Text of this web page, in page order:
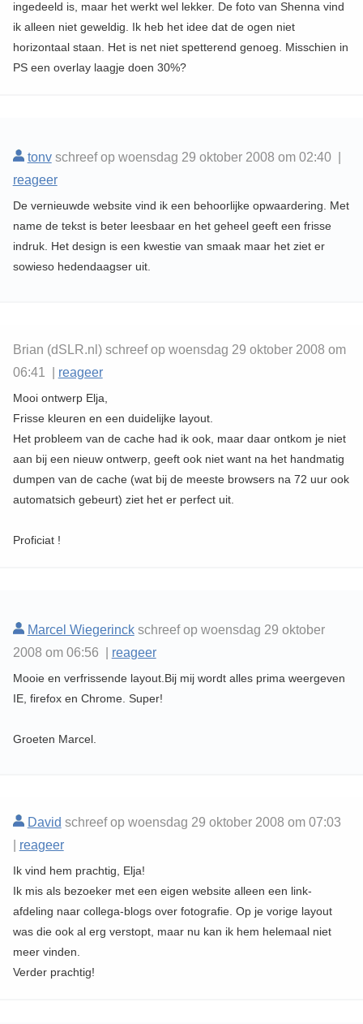
ingedeeld is, maar het werkt wel lekker. De foto van Shenna vind
ik alleen niet geweldig. Ik heb het idee dat de ogen niet
horizontaal staan. Het is net niet spetterend genoeg. Misschien in
PS een overlay laagje doen 30%?
tonvschreef op woensdag 29 oktober 2008 om 02:40 |
reageer
De vernieuwde website vind ik een behoorlijke opwaardering. Met
name de tekst is beter leesbaar en het geheel geeft een frisse
indruk. Het design is een kwestie van smaak maar het ziet er
sowieso hedendaagser uit.
Brian (dSLR.nl) schreef op woensdag 29 oktober 2008 om
06:41 | reageer
Mooi ontwerp Elja,
Frisse kleuren en een duidelijke layout.
Het probleem van de cache had ik ook, maar daar ontkom je niet
aan bij een nieuw ontwerp, geeft ook niet want na het handmatig
dumpen van de cache (wat bij de meeste browsers na 72 uur ook
automatsich gebeurt) ziet het er perfect uit.
Proficiat !
Marcel Wiegerinckschreef op woensdag 29 oktober
2008 om 06:56 | reageer
Mooie en verfrissende layout.Bij mij wordt alles prima weergeven
IE, firefox en Chrome. Super!
Groeten Marcel.
David schreef op woensdag 29 oktober 2008 om 07:03
reageer
Ik vind hem prachtig, Elja!
Ik mis als bezoeker met een eigen website alleen een link-
afdeling naar collega-blogs over fotografie. Op je vorige layout
was die ook al erg verstopt, maar nu kan ik hem helemaal niet
meer vinden.
Verder prachtig!